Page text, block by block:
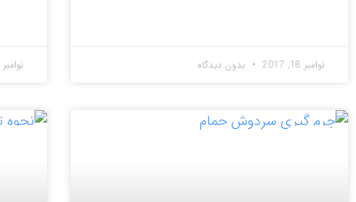
نوامبر 18, 2017 بدون دیدگاه نوامبر 12, 2017